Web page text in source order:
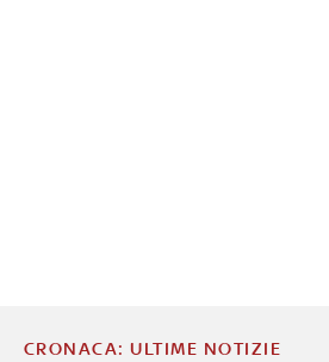
CRONACA: ULTIME NOTIZIE